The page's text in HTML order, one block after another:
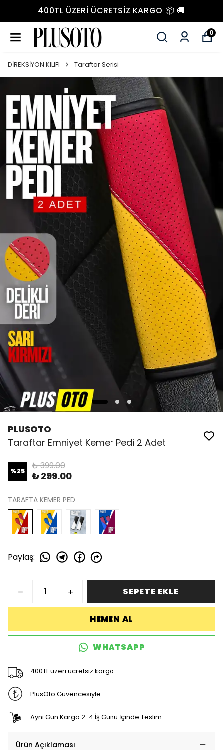
400TL ÜZERI ÜCRETSIZ KARGO 📦 🚚
0
DİREKSİYON KILIFI Taraftar Serisi
PLUSOTO
Taraftar Emniyet Kemer Pedi 2 Adet
%25 ₺ 399.00
₺ 299.00
TARAFTA KEMER PED
Paylaş:
SEPETE EKLE
HEMEN AL
WHATSAPP
400TL üzeri ücretsiz kargo
PlusOto Güvencesiyle
Aynı Gün Kargo 2-4 İş Günü İçinde Teslim
Ürün Açıklaması